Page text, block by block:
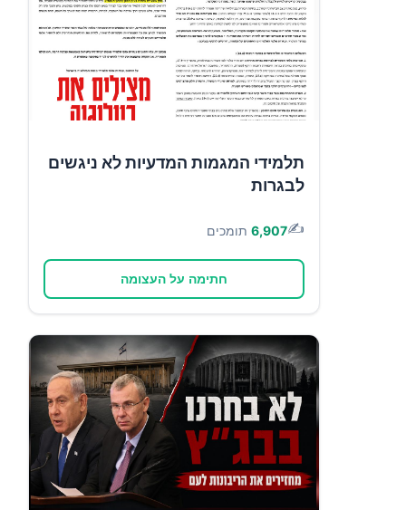
תלמידי המגמות המדעיות לא ניגשים
לבגרות
✍️
6,907 תומכים
חתימה על העצומה